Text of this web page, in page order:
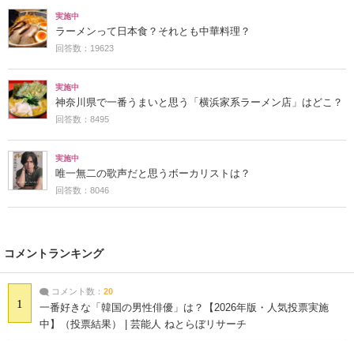
実施中
ラーメンって日本食？それとも中華料理？
回答数：19623
実施中
神奈川県で一番うまいと思う「横浜家系ラーメン店」はどこ？
回答数：8495
実施中
唯一無二の歌声だと思うボーカリストは？
回答数：8046
コメントランキング
1
コメント数： 20
一番好きな「韓国の男性俳優」は？【2026年版・人気投票実施
中】（投票結果） | 芸能人 ねとらぼリサーチ